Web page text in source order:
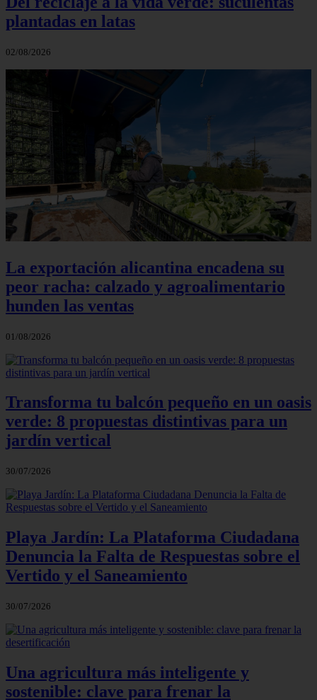
plantadas en latas
02/08/2026
La exportación alicantina encadena su
peor racha: calzado y agroalimentario
hunden las ventas
01/08/2026
Transforma tu balcón pequeño en un oasis
verde: 8 propuestas distintivas para un
jardín vertical
30/07/2026
Playa Jardín: La Plataforma Ciudadana
Denuncia la Falta de Respuestas sobre el
Vertido y el Saneamiento
30/07/2026
Una agricultura más inteligente y
sostenible: clave para frenar la